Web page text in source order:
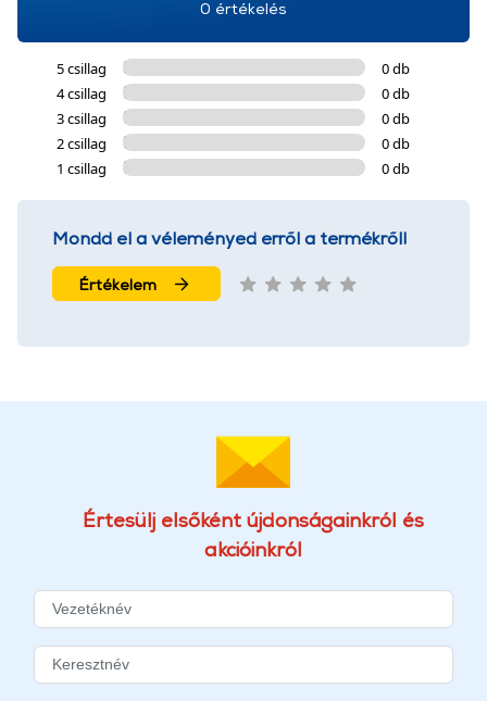
0 értékelés
5 csillag
0 db
4 csillag
0 db
3 csillag
0 db
2 csillag
0 db
1 csillag
0 db
Mondd el a véleményed erről a termékről!
Értékelem
Értesülj elsőként újdonságainkról és
akcióinkról